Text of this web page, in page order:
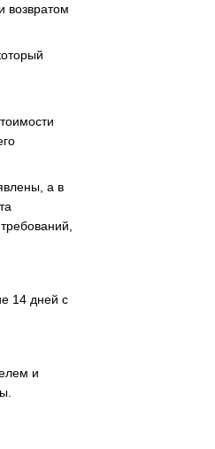
возвратом
а в
14 дней с
и